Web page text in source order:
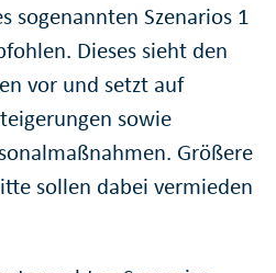
sogenannten Szenarios 1
Dieses sieht den
vor und setzt auf
sowie
Größere
sollen dabei vermieden